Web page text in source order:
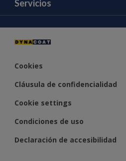
Contacto
Servicios
Cookies
Cláusula de confidencialidad
Cookie settings
Condiciones de uso
Declaración de accesibilidad